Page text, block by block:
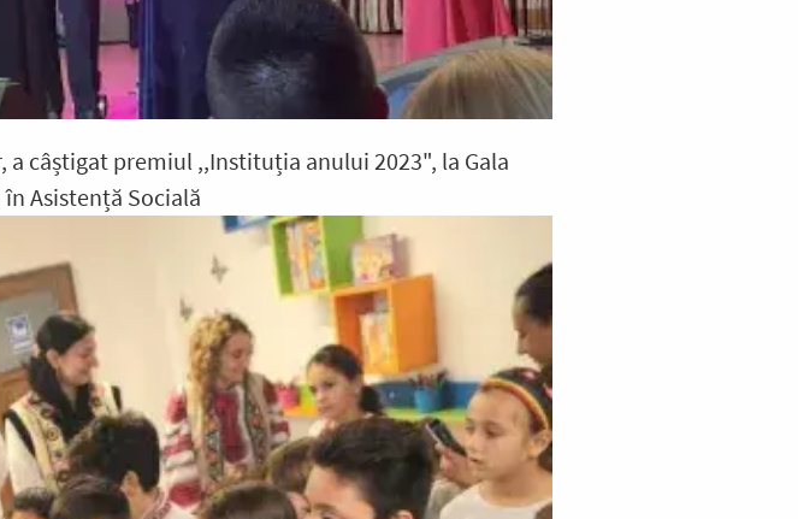
câștigat premiul ,,Instituția anului 2023", la Gala
Asistență Socială